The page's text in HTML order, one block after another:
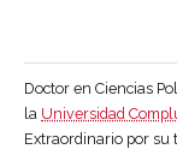
Doctor en Ciencias
la Universidad
Extraordinario por su